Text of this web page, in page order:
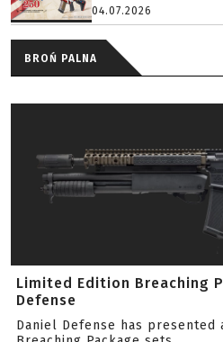
04.07.2026
BROŃ PALNA
Limited Edition Breaching
Defense
Daniel Defense has